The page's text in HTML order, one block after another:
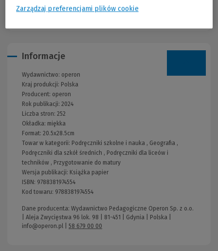
każde z poleceń; na ich podstawie poznasz zasady przydzielania
punktów cząstkowych oraz wymagania sprawdzane w zadaniach
Informacje
Wydawnictwo: operon
Kraj produkcji: Polska
Producent: operon
Rok publikacji: 2024
Liczba stron: 252
Okładka: miękka
Format: 20.5x28.5cm
Towar w kategorii: Podręczniki szkolne i nauka , Geografia ,
Podręczniki dla szkół średnich , Podręczniki dla liceów i
techników , Przygotowanie do matury
Wersja publikacji: Książka papier
ISBN: 9788381974554
Kod towaru: 9788381974554
Dane producenta: Wydawnictwo Pedagogiczne Operon Sp. z o.o.
| Aleja Zwycięstwa 96 lok. 98 | 81-451 | Gdynia | Polska |
info@operon.pl
58 679 00 00
Zarządzaj preferencjami plików cookie